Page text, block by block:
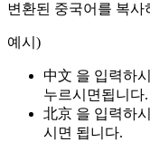
변환된 중국어를 복
예시)
中文 을 입력하
누르시면됩니다.
北京 을 입력하
시면 됩니다.